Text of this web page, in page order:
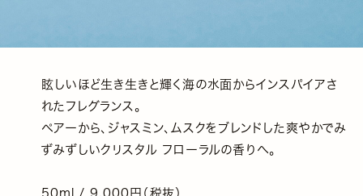
眩しいほど生き生きと輝く海の水面からインスパイアさ
れたフレグランス。
ペアーから、ジャスミン、ムスクをブレンドした爽やかでみ
ずみずしいクリスタル フローラルの香りへ。
50ml / 9,000円（税抜）